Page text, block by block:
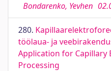
Bondarenko, Yevhen
280.
töölaua- ja
Application for Capillary
Processing